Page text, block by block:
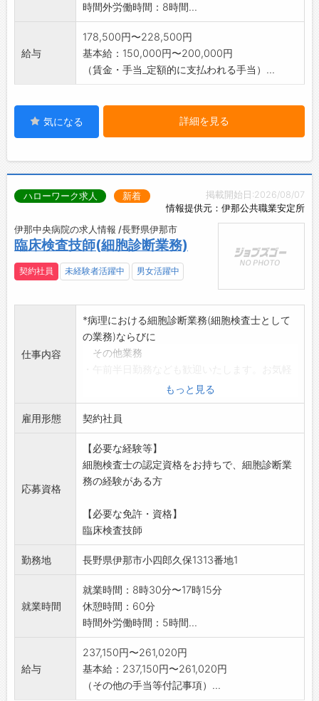
時間外労働時間：8時間...
給与
178,500円〜228,500円
基本給：150,000円〜200,000円
（賃金・手当_定額的に支払われる手当）...
気になる 詳細を見る
掲載開始日:2026/08/07
情報提供元：伊那公共職業安定所
ハローワーク求人 新着
伊那中央病院の求人情報 /長野県伊那市
臨床検査技師(細胞診断業務)
契約社員 未経験者活躍中 男女活躍中
仕事内容
*病理における細胞診断業務(細胞検査士として
の業務)ならびに
その他業務
にご相談ください。
変更範囲:変更なし
もっと見る
雇用形態 契約社員
応募資格
【必要な経験等】
細胞検査士の認定資格をお持ちで、細胞診断業
務の経験がある方
【必要な免許・資格】
臨床検査技師
勤務地 長野県伊那市小四郎久保1313番地1
就業時間
就業時間：8時30分〜17時15分
休憩時間：60分
時間外労働時間：5時間...
給与
237,150円〜261,020円
基本給：237,150円〜261,020円
（その他の手当等付記事項）...